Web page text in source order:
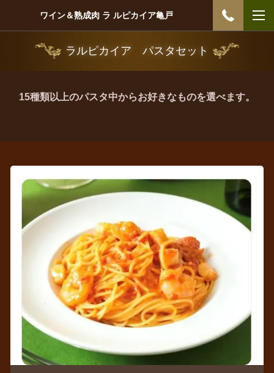
ワイン＆熟成肉 ラ ルピカイア亀戸
ラルピカイア パスタセット
15種類以上のパスタ中からお好きなものを選べます。